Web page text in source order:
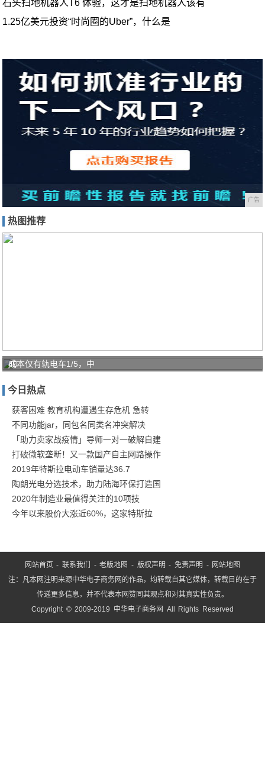
石头扫地机器人T6 体验，这才是扫地机器人该有
1.25亿美元投资“时尚圈的Uber”，什么是
广告
热图推荐
40
老
破
小
变
身
蜜
桃
感
单
成本仅有轨电车1/5，中
今日热点
获客困难 教育机构遭遇生存危机 急转
不同功能jar，同包名同类名冲突解决
「助力卖家战疫情」导师一对一破解自建
打破微软垄断！又一款国产自主网路操作
2019年特斯拉电动车销量达36.7
陶朗光电分选技术，助力陆海环保打造国
2020年制造业最值得关注的10项技
今年以来股价大涨近60%，这家特斯拉
网站首页 - 联系我们 -老版地图 - 版权声明 -免责声明 - 网站地图
注：凡本网注明来源中华电子商务网的作品，均转载自其它媒体，转载目的在于
传递更多信息，并不代表本网赞同其观点和对其真实性负责。
Copyright © 2009-2019 中华电子商务网 All Rights Reserved